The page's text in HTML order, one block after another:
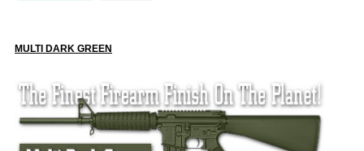
MULTI DARK GREEN